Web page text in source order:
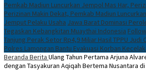
Pemkab Madiun Luncurkan Jempol Mas Har,
Perizinan Makin Dekat, Pemkab Madiun
Jemput Pelaku Usaha Jawa Barat Dominasi
Tegaskan Kebangkitan Muaythai Indonesia
Tanjung Perak Setor Rp4,9 Miliar Hasil TPPU Judi
Polres Lamongan Bantu Evakuasi Korban
Beranda Berita Ulang Tahun Pertama Arjuna
dengan Tasyakuran Aqiqah Bertema Nusantara